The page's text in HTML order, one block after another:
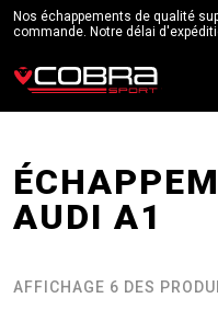
Nos échappements de qualité
commande. Notre délai
AUDI A1
AFFICHAGE 6 DES